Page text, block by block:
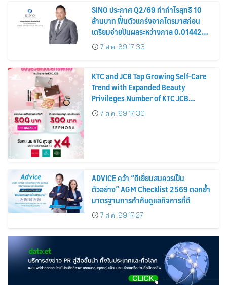
SINO ประกาศ Q2/69 ทำกำไรสุทธิ 10
ล้านบาท ฟื้นตัวแกร่งจากไตรมาสก่อน
เตรียมจ่ายปันผลระหว่างกาล 0.014423
บาทต่อหุ้น ครึ่งปีหลังมุ่งเติบโตต่อเนื่อง
7 ส.ค. 69 17:33
KTC and JCB Tap Growing Self-Care
Trend with Expanded Beauty
Privileges Number of KTC JCB
Cardmembers Spending on
Cosmetics Rises 26%
7 ส.ค. 69 17:30
ADVICE คว้า “ดีเยี่ยมสมควรเป็น
ตัวอย่าง” AGM Checklist 2569 ตอกย้ำ
มาตรฐานการกำกับดูแลกิจการที่ดี
7 ส.ค. 69 17:27